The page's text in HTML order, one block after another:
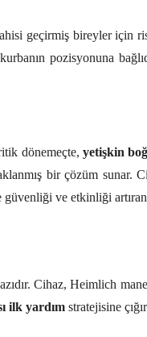
geçirmiş bireyler için
pozisyonuna
dönemeçte, yetişkin
bir çözüm sunar.
ve etkinliği artıran
Cihaz, Heimlich
ilk yardım stratejisine